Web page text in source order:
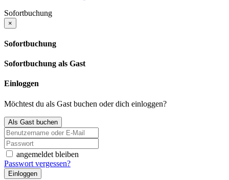
Sofortbuchung
×
Sofortbuchung
Sofortbuchung als Gast
Einloggen
Möchtest du als Gast buchen oder dich einloggen?
Als Gast buchen
angemeldet bleiben
Passwort vergessen?
Einloggen